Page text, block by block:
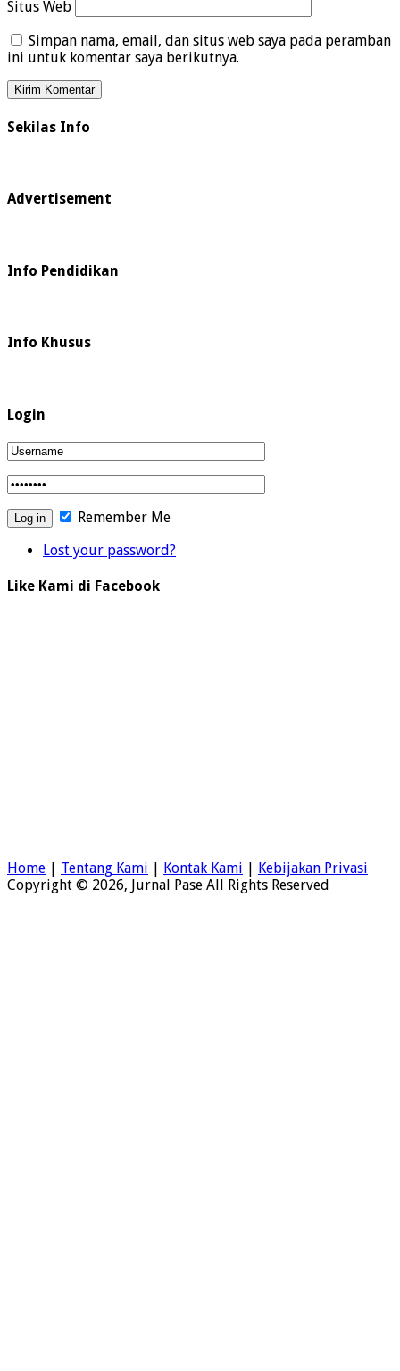
Situs Web
Simpan nama, email, dan situs web saya pada peramban
ini untuk komentar saya berikutnya.
Sekilas Info
Advertisement
Info Pendidikan
Info Khusus
Login
Remember Me
Lost your password?
Like Kami di Facebook
Home | Tentang Kami | Kontak Kami | Kebijakan Privasi
Copyright © 2026, Jurnal Pase All Rights Reserved